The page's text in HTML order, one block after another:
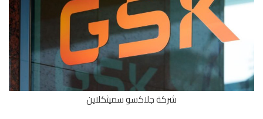
شركة جلاكسو سميثكلاين